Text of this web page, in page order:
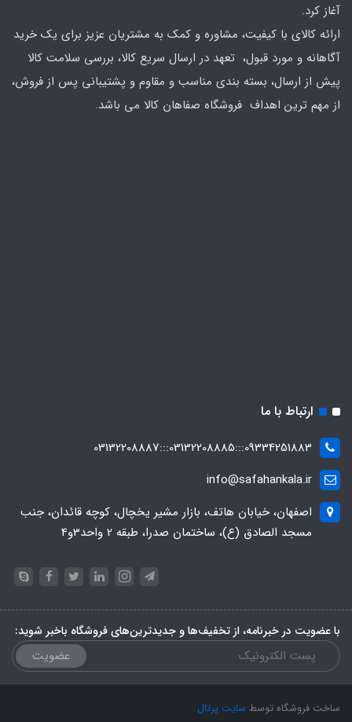
آغاز کرد.
ارائه کالای با کیفیت، مشاوره و کمک به مشتریان عزیز برای یک خرید
آگاهانه و مورد قبول، تعهد در ارسال سریع کالا، بررسی سلامت کالا
پیش از ارسال، بسته بندی مناسب و مقاوم و پشتیبانی پس از فروش،
از مهم ترین اهداف فروشگاه صفاهان کالا می باشد.
ارتباط با ما
09334251883:::03132208885:::03132208887
info@safahankala.ir
اصفهان، خیابان هاتف، بازار مشیر یخچال، کوچه قائدان، جنب
مسجد الصادق (ع)، ساختمان صدرا، طبقه 2 واحد3و4
با عضویت در خبرنامه، از تخفیف‌ها و جدیدترین‌های فروشگاه باخبر شوید:
عضویت
ساخت فروشگاه توسط سایت پرتال